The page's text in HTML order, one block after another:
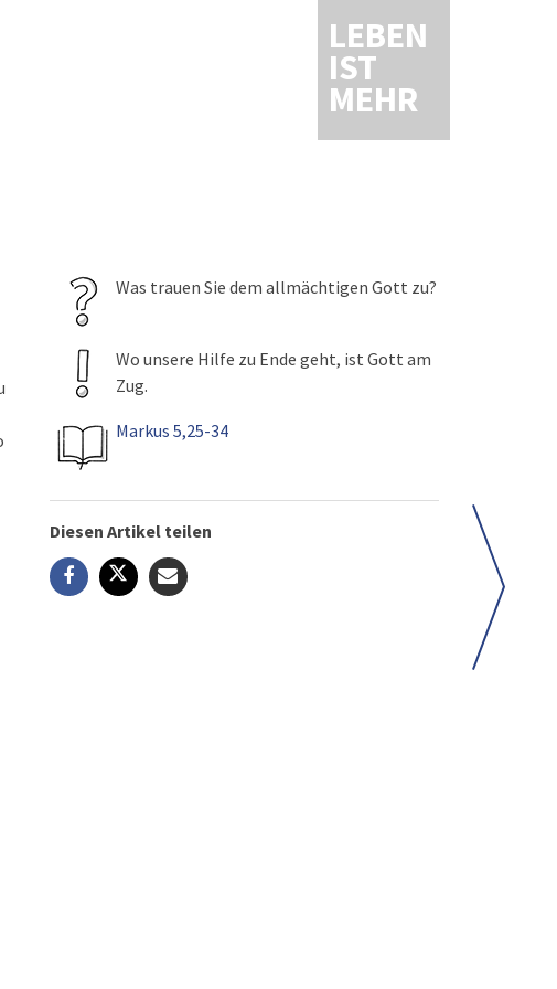
LEBEN
IST
MEHR
Was trauen Sie dem allmächtigen Gott zu?
Wo unsere Hilfe zu Ende geht, ist Gott am
Zug.
Markus 5,25-34
Diesen Artikel teilen